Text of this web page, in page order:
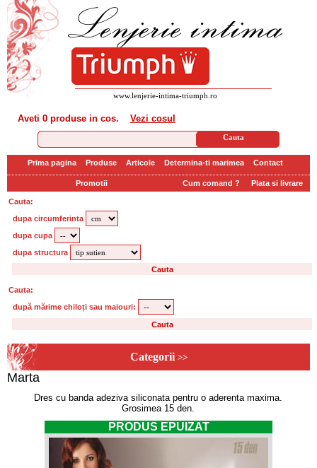
www.lenjerie-intima-triumph.ro
Aveti 0 produse in cos. Vezi cosul
Prima pagina Produse Articole Determina-ti marimea Contact
Promotii Cum comand ? Plata si livrare
Cauta:
dupa circumferinta
dupa cupa
dupa structura
Cauta:
după mărime chiloți sau maiouri:
Categorii >>
Marta
Dres cu banda adeziva siliconata pentru o aderenta maxima.
Grosimea 15 den.
PRODUS EPUIZAT